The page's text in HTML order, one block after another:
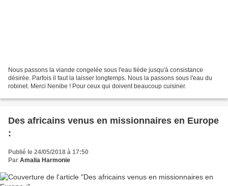
Nous passons la viande congelée sous l'eau tiède jusqu'à consistance
désirée. Parfois il faut la laisser longtemps. Nous la passons sous l'eau du
robinet. Merci Nenibe ! Pour ceux qui doivent beaucoup cuisiner.
Des africains venus en missionnaires en Europe
:
Publié le 24/05/2018 à 17:50
Par Amalia Harmonie